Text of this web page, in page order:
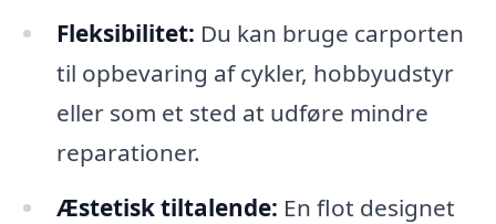
Fleksibilitet: Du kan bruge carporten
til opbevaring af cykler, hobbyudstyr
eller som et sted at udføre mindre
reparationer.
Æstetisk tiltalende: En flot designet